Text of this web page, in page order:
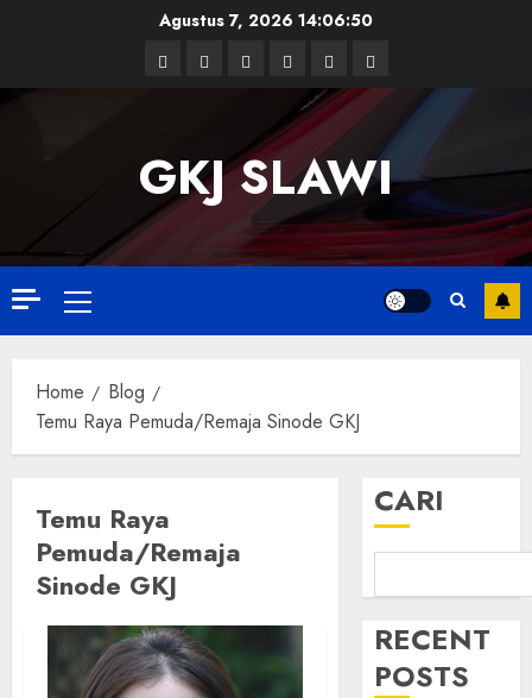
Agustus 7, 202614:06:51
Facebook
TwitterLinkedin
VK YoutubeInstagram
GKJ SLAWI
Primary
Menu
Home
Blog
Temu Raya Pemuda/Remaja Sinode GKJ
Temu Raya
Pemuda/Remaja
Sinode GKJ
CARI
RECENT
POSTS